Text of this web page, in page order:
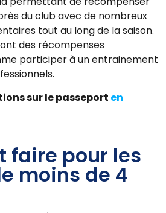
du club avec de nombreux
tout au long de la saison.
des récompenses
participer à un entrainement
sur le passeport en
faire pour les
moins de 4